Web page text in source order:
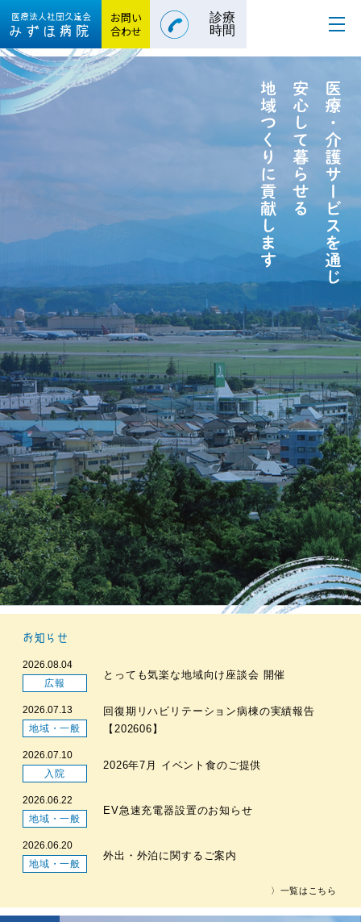
医療法人社団久遠会
みずほ病院
お問い
合わせ
診療
時間
お知らせ
2026.08.04
広報
とっても気楽な地域向け座談会 開催
2026.07.13
地域・一般
回復期リハビリテーション病棟の実績報告
【202606】
2026.07.10
入院
2026年7月 イベント食のご提供
2026.06.22
地域・一般
EV急速充電器設置のお知らせ
2026.06.20
地域・一般
外出・外泊に関するご案内
〉一覧はこちら